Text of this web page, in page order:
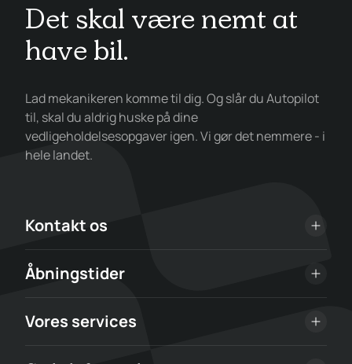
Det skal være nemt at
have bil.
Lad mekanikeren komme til dig. Og slår du Autopilot
til, skal du aldrig huske på dine
vedligeholdelsesopgaver igen. Vi gør det nemmere - i
hele landet.
Kontakt os
Åbningstider
Vores services